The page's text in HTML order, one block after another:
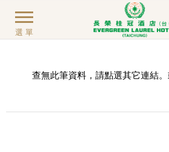
選單
查無此筆資料，請點選其它連結